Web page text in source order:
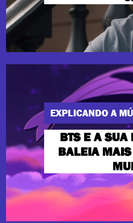
EXPLICANDO A
BTS E A SUA
BALEIA